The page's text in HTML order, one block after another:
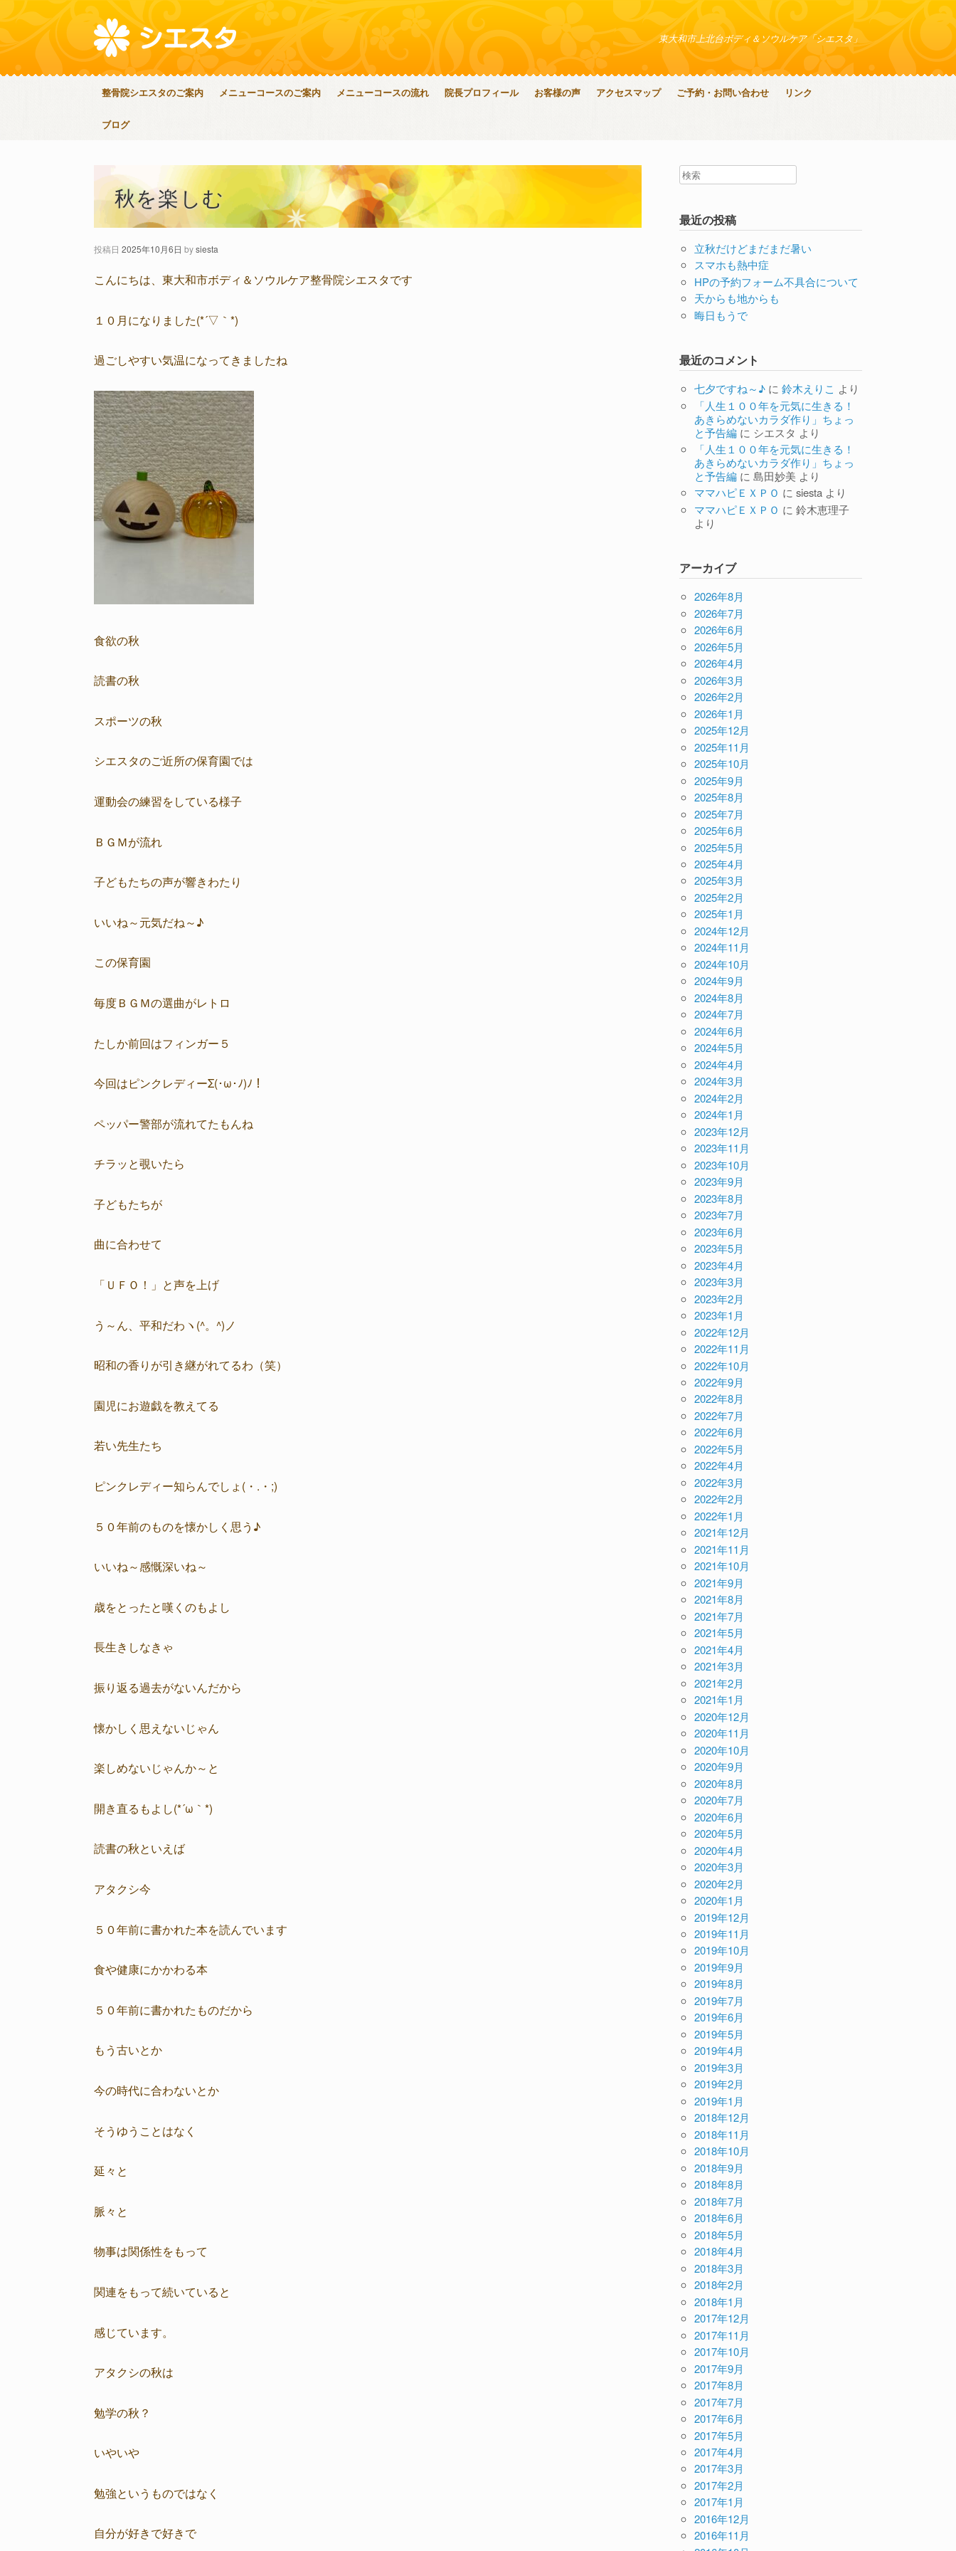
東大和市上北台ボディ＆ソウルケア「シエスタ」
整骨院シエスタのご案内 メニューコースのご案内 メニューコースの流れ 院長プロフィール お客様の声 アクセスマップ ご予約・お問い合わせ リンク
ブログ
秋を楽しむ
投稿日 2025年10月6日 bysiesta
こんにちは、東大和市ボディ＆ソウルケア整骨院シエスタです
１０月になりました(*´▽｀*)
過ごしやすい気温になってきましたね
食欲の秋
読書の秋
スポーツの秋
シエスタのご近所の保育園では
運動会の練習をしている様子
ＢＧＭが流れ
子どもたちの声が響きわたり
いいね～元気だね～♪
この保育園
毎度ＢＧＭの選曲がレトロ
たしか前回はフィンガー５
今回はピンクレディーΣ(･ω･ﾉ)ﾉ！
ペッパー警部が流れてたもんね
チラッと覗いたら
子どもたちが
曲に合わせて
「ＵＦＯ！」と声を上げ
う～ん、平和だわヽ(^。^)ノ
昭和の香りが引き継がれてるわ（笑）
園児にお遊戯を教えてる
若い先生たち
ピンクレディー知らんでしょ(・.・;)
５０年前のものを懐かしく思う♪
いいね～感慨深いね～
歳をとったと嘆くのもよし
長生きしなきゃ
振り返る過去がないんだから
懐かしく思えないじゃん
楽しめないじゃんか～と
開き直るもよし(*´ω｀*)
読書の秋といえば
アタクシ今
５０年前に書かれた本を読んでいます
食や健康にかかわる本
５０年前に書かれたものだから
もう古いとか
今の時代に合わないとか
そうゆうことはなく
延々と
脈々と
物事は関係性をもって
関連をもって続いていると
感じています。
アタクシの秋は
勉学の秋？
いやいや
勉強というものではなく
自分が好きで好きで
最近の投稿
立秋だけどまだまだ暑い
スマホも熱中症
HPの予約フォーム不具合について
天からも地からも
晦日もうで
最近のコメント
七夕ですね～♪ に鈴木えりこ より
「人生１００年を元気に生きる！
あきらめないカラダ作り」ちょっ
と予告編 に シエスタ より
「人生１００年を元気に生きる！
あきらめないカラダ作り」ちょっ
と予告編 に島田妙美 より
ママハピＥＸＰＯ にsiesta より
ママハピＥＸＰＯ に鈴木恵理子
より
アーカイブ
2026年8月
2026年7月
2026年6月
2026年5月
2026年4月
2026年3月
2026年2月
2026年1月
2025年12月
2025年11月
2025年10月
2025年9月
2025年8月
2025年7月
2025年6月
2025年5月
2025年4月
2025年3月
2025年2月
2025年1月
2024年12月
2024年11月
2024年10月
2024年9月
2024年8月
2024年7月
2024年6月
2024年5月
2024年4月
2024年3月
2024年2月
2024年1月
2023年12月
2023年11月
2023年10月
2023年9月
2023年8月
2023年7月
2023年6月
2023年5月
2023年4月
2023年3月
2023年2月
2023年1月
2022年12月
2022年11月
2022年10月
2022年9月
2022年8月
2022年7月
2022年6月
2022年5月
2022年4月
2022年3月
2022年2月
2022年1月
2021年12月
2021年11月
2021年10月
2021年9月
2021年8月
2021年7月
2021年5月
2021年4月
2021年3月
2021年2月
2021年1月
2020年12月
2020年11月
2020年10月
2020年9月
2020年8月
2020年7月
2020年6月
2020年5月
2020年4月
2020年3月
2020年2月
2020年1月
2019年12月
2019年11月
2019年10月
2019年9月
2019年8月
2019年7月
2019年6月
2019年5月
2019年4月
2019年3月
2019年2月
2019年1月
2018年12月
2018年11月
2018年10月
2018年9月
2018年8月
2018年7月
2018年6月
2018年5月
2018年4月
2018年3月
2018年2月
2018年1月
2017年12月
2017年11月
2017年10月
2017年9月
2017年8月
2017年7月
2017年6月
2017年5月
2017年4月
2017年3月
2017年2月
2017年1月
2016年12月
2016年11月